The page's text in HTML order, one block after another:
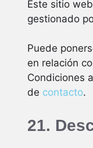
Este sitio
gestionado
Puede
en relación
Condiciones
de contacto.
21.